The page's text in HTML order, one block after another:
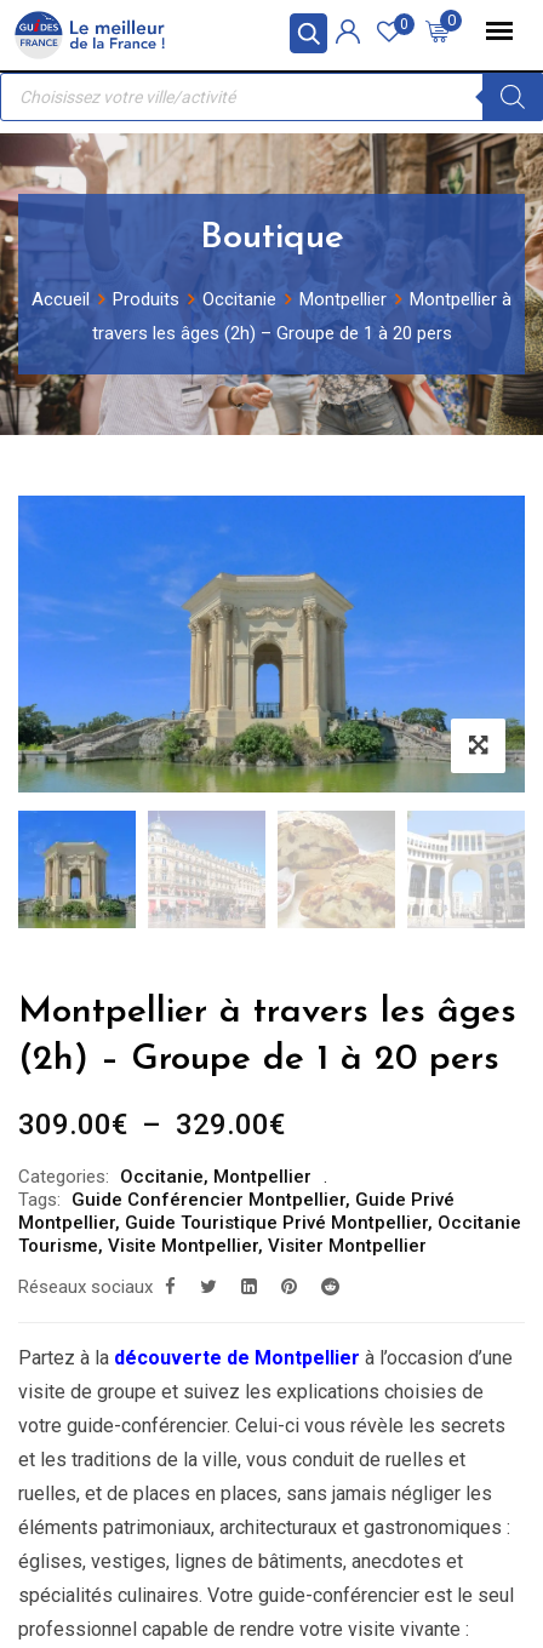
Panneau de gestion des cookies
Skip
content
0
0
Recherche
produits
Boutique
Accueil Produits Occitanie Montpellier
Montpellier à
travers les âges (2h) – Groupe de 1 à 20 pers
Montpellier à travers les âges
(2h) – Groupe de 1 à 20 pers
309.00€ – 329.00€Plage
prix :
309.00€
à
329.00€
Categories: Occitanie, Montpellier
Tags:
Guide Conférencier Montpellier, Guide Privé
Montpellier, Guide Touristique Privé Montpellier, Occitanie
Tourisme, Visite Montpellier, Visiter Montpellier
Réseaux sociaux
Partez à la découverte de Montpellier à l’occasion d’une
visite de groupe et suivez les explications choisies de
votre guide-conférencier. Celui-ci vous révèle les secrets
et les traditions de la ville, vous conduit de ruelles et
ruelles, et de places en places, sans jamais négliger les
éléments patrimoniaux, architecturaux et gastronomiques :
églises, vestiges, lignes de bâtiments, anecdotes et
spécialités culinaires. Votre guide-conférencier est le seul
professionnel capable de rendre votre visite vivante :